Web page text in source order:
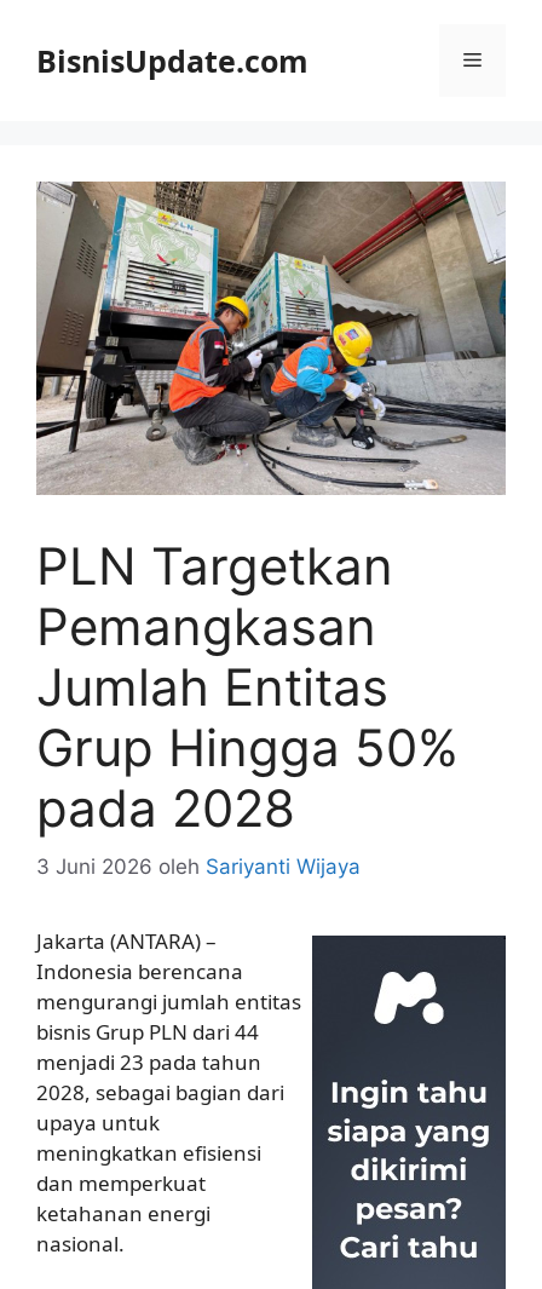
BisnisUpdate.com Menu
PLN Targetkan
Pemangkasan
Jumlah Entitas
Grup Hingga 50%
pada 2028
3 Juni 2026 oleh Sariyanti Wijaya
Jakarta (ANTARA) –
Indonesia berencana
mengurangi jumlah entitas
bisnis Grup PLN dari 44
menjadi 23 pada tahun
2028, sebagai bagian dari
upaya untuk
meningkatkan efisiensi
dan memperkuat
ketahanan energi
nasional.